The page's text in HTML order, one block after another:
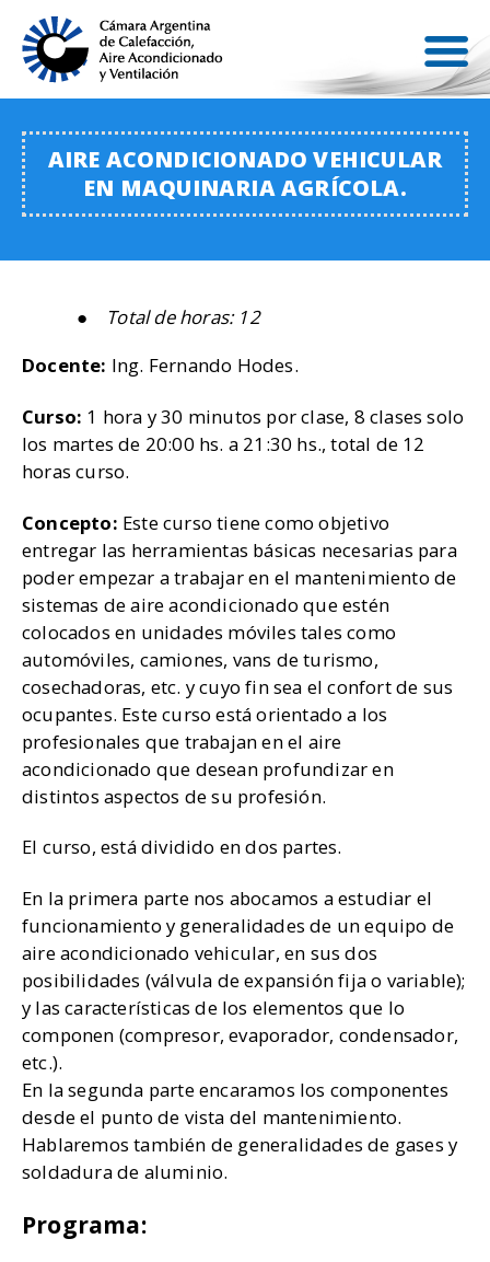
AIRE ACONDICIONADO VEHICULAR
EN MAQUINARIA AGRÍCOLA.
Total de horas: 12
Docente: Ing. Fernando Hodes.
Curso: 1 hora y 30 minutos por clase, 8 clases solo
los martes de 20:00 hs. a 21:30 hs., total de 12
horas curso.
Concepto: Este curso tiene como objetivo
entregar las herramientas básicas necesarias para
poder empezar a trabajar en el mantenimiento de
sistemas de aire acondicionado que estén
colocados en unidades móviles tales como
automóviles, camiones, vans de turismo,
cosechadoras, etc. y cuyo fin sea el confort de sus
ocupantes. Este curso está orientado a los
profesionales que trabajan en el aire
acondicionado que desean profundizar en
distintos aspectos de su profesión.
El curso, está dividido en dos partes.
En la primera parte nos abocamos a estudiar el
funcionamiento y generalidades de un equipo de
aire acondicionado vehicular, en sus dos
posibilidades (válvula de expansión fija o variable);
y las características de los elementos que lo
componen (compresor, evaporador, condensador,
etc.).
En la segunda parte encaramos los componentes
desde el punto de vista del mantenimiento.
Hablaremos también de generalidades de gases y
soldadura de aluminio.
Programa: